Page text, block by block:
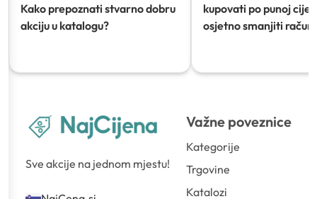
Kako prepoznati stvarno dobru
akciju u katalogu?
kupovati po punoj
osjetno smanjiti račun)
Sve akcije na jednom mjestu!
Važne poveznice
Kategorije
Trgovine
Katalozi